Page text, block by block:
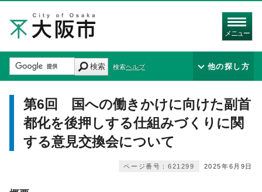
メニュー
検索 検索ヘルプ 他の探し方
第6回 国への働きかけに向けた副首
都化を後押しする仕組みづくりに関
する意見交換会について
2025年6月9日
ページ番号：621299